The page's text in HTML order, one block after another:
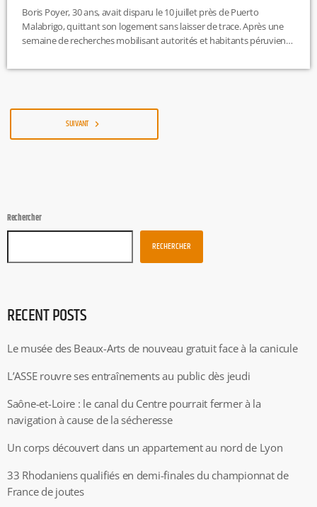
Boris Poyer, 30 ans, avait disparu le 10 juillet près de Puerto
Malabrigo, quittant son logement sans laisser de trace. Après une
semaine de recherches mobilisant autorités et habitants péruviens,
confusion et de désorientation. Un choc à la tête ou un AVC,
SUIVANT navigate_next
Rechercher
RECHERCHER
RECENT POSTS
Le musée des Beaux-Arts de nouveau gratuit face à la canicule
L’ASSE rouvre ses entraînements au public dès jeudi
Saône-et-Loire : le canal du Centre pourrait fermer à la
navigation à cause de la sécheresse
Un corps découvert dans un appartement au nord de Lyon
33 Rhodaniens qualifiés en demi-finales du championnat de
France de joutes